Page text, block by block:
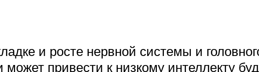
и росте нервной системы и
привести к низкому интеллекту